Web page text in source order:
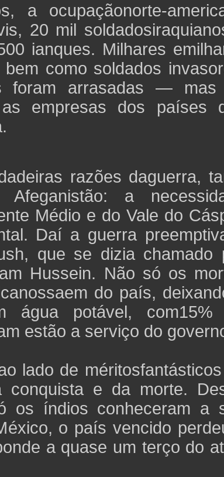
a ocupaçãonorte-
20 mil
ianques. Milhares
como soldados
foram arrasadas — mas
empresas dos países
razões daguerra,
a
Médio e do Vale do
Daí a guerra
que se dizia chamado
Hussein. Não só os
do país,
água potável, com15%
estão a serviço do
lado de
e da morte.
os índios conheceram a
o país vencido
a quase um terço do